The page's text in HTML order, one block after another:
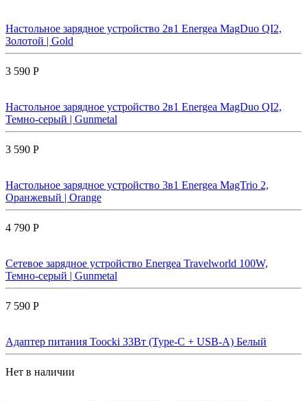
Настольное зарядное устройство 2в1 Energea MagDuo QI2,
Золотой | Gold
3 590 Р
Настольное зарядное устройство 2в1 Energea MagDuo QI2,
Темно-серый | Gunmetal
3 590 Р
Настольное зарядное устройство 3в1 Energea MagTrio 2,
Оранжевый | Orange
4 790 Р
Сетевое зарядное устройство Energea Travelworld 100W,
Темно-серый | Gunmetal
7 590 Р
Адаптер питания Toocki 33Вт (Type-C + USB-A) Белый
Нет в наличии